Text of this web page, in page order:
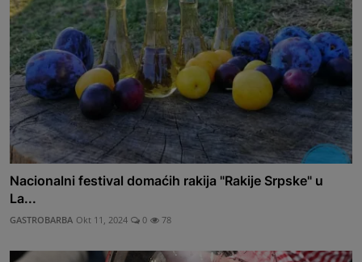
Nacionalni festival domaćih rakija "Rakije Srpske" u
La...
GASTROBARBA Okt 11, 2024 0 78